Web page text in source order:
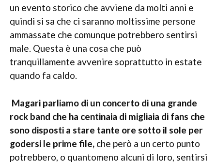
un evento storico che avviene da molti anni e
quindi si sa che ci saranno moltissime persone
ammassate che comunque potrebbero sentirsi
male. Questa è una cosa che può
tranquillamente avvenire soprattutto in estate
quando fa caldo.
Magari parliamo di un concerto di una grande
rock band che ha centinaia di migliaia di fans che
sono disposti a stare tante ore sotto il sole per
godersi le prime file, che però a un certo punto
potrebbero, o quantomeno alcuni di loro, sentirsi